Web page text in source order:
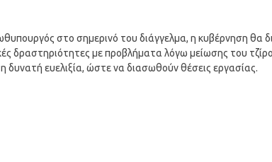
στο σημερινό του διάγγελμα, η κυβέρνηση θα
δραστηριότητες με προβλήματα λόγω μείωσης του
δυνατή ευελιξία, ώστε να διασωθούν θέσεις εργασίας.